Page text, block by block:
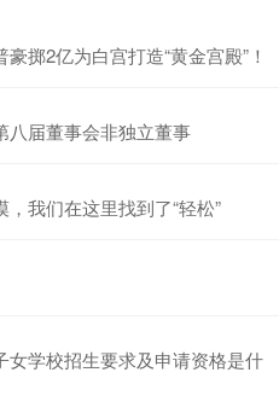
掷2亿为白宫打造“黄金宫殿”！
八届董事会非独立董事
我们在这里找到了“轻松”
学校招生要求及申请资格是什